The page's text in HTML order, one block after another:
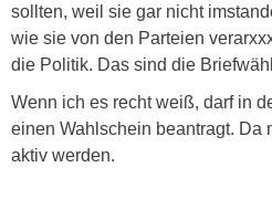
sollten, weil sie gar nicht
wie sie von den Parteien
die Politik. Das sind die
Wenn ich es recht weiß, darf in
einen Wahlschein beantragt. Da
aktiv werden.